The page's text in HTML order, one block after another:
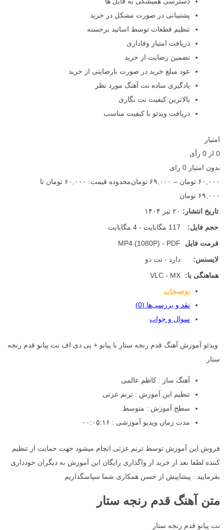
پشتیبانی در صورت مشکل در خرید
تنظیم قطعات توسط اساتید برجسته
دریافت امتیاز وفاداری
تضمین رضایت از خرید
عود مبلغ خرید در صورت نارضایتی از خرید
یادگیری ساده نت آهنگ مورد نظر
بالاترین کیفیت نت نگاری
دریافت ویدئو با کیفیت مناسب
امتیاز
0 از 0 رأی
بدون امتیاز 0 رای
۶۰,۰۰۰ تومان – ۶۹,۰۰۰ تومان
محدوده قیمت: ۶۰,۰۰۰ تومان تا
۶۹,۰۰۰ تومان
تاریخ انتشار: ۲۰ تیر ۱۴۰۴
حجم فایل:
117 مگابایت - 4 مگابایت
فرمت فایل
MP4 (1080P) - PDF
لایسنس:
دارد - نت دو
هماهنگی با:
VLC - MX
توضیحات
نقد و بررسی‌ها (0)
سوال و جواب
ویدئو آموزش آهنگ قدم رنجه ستار با پیانو + پی دی اف نت پیانو قدم رنجه
ستار
آهنگ ساز : کاظم عالمی
تنظیم این آموزش : ترنم عزتی
سطح آموزش : متوسط
مدت زمان ویدیو آموزشی : ۰۰:۰۵:۱۶
فروش این آموزش توسط ترنم عزتی انجام میشود جهت حمایت از تنظیم
کننده لطفا بعد از خرید از واگذاری رایگان این آموزش به دیگران خودداری
بفرمایید . پیشاپیش از حسن همکاری شما سپاسگذاریم
متن آهنگ قدم رنجه ستار
نت پیانو قدم رنجه ستار